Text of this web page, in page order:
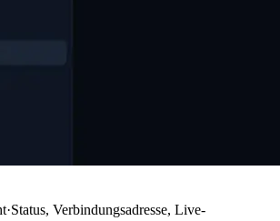
·Status, Verbindungsadresse, Live-